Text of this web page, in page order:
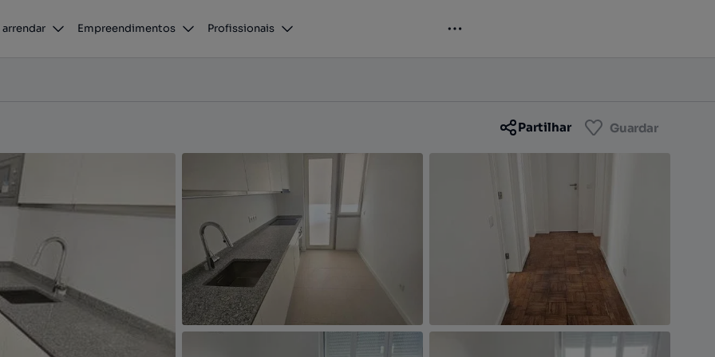
arrendar Empreendimentos Profissionais
de Recreio
Partilhar Guardar